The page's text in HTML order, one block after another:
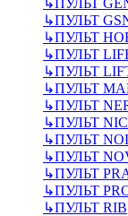
↳ПУЛЬТ
↳ПУЛЬТ
↳ПУЛЬТ
↳ПУЛЬТ
↳ПУЛЬТ
↳ПУЛЬТ
↳ПУЛЬТ
↳ПУЛЬТ
↳ПУЛЬТ
↳ПУЛЬТ
↳ПУЛЬТ
↳ПУЛЬТ
↳ПУЛЬТ RIB